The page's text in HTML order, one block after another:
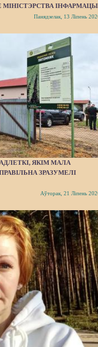
МІНІСТЭРСТВА
Панядзелак, 13 Ліпень
ЯКІМ МАЛА
ЗРАЗУМЕЛІ
Аўторак, 21 Ліпень